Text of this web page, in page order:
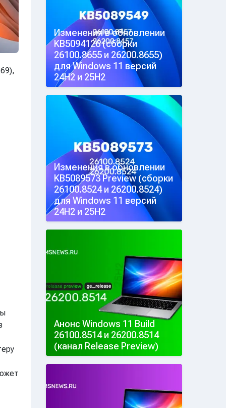
Изменения в обновлении
KB5094126 (сборки
26100.8655 и 26200.8655)
для Windows 11 версий
24H2 и 25H2
Изменения в обновлении
KB5089573 Preview (сборки
26100.8524 и 26200.8524)
для Windows 11 версий
24H2 и 25H2
Анонс Windows 11 Build
26100.8514 и 26200.8514
(канал Release Preview)